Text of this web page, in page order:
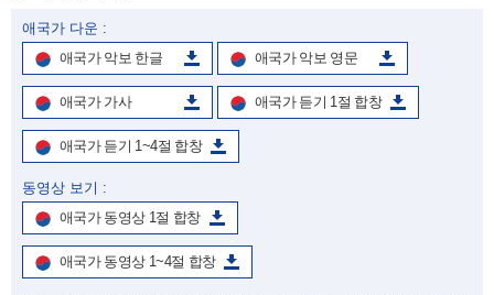
애국가 다운 :
애국가 악보 한글
애국가 악보 영문
애국가 가사 애국가 듣기 1절 합창
애국가 듣기 1~4절 합창
동영상 보기 :
애국가 동영상 1절 합창
애국가 동영상 1~4절 합창